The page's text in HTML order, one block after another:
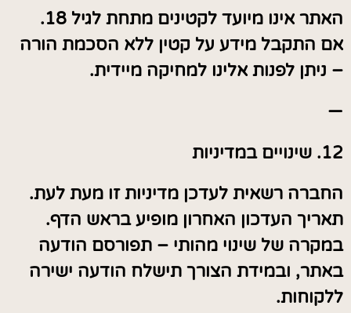
האתר אינו מיועד לקטינים מתחת לגיל 18.
אם התקבל מידע על קטין ללא הסכמת הורה
– ניתן לפנות אלינו למחיקה מיידית.
—
12. שינויים במדיניות
החברה רשאית לעדכן מדיניות זו מעת לעת.
תאריך העדכון האחרון מופיע בראש הדף.
במקרה של שינוי מהותי – תפורסם הודעה
באתר, ובמידת הצורך תישלח הודעה ישירה
ללקוחות.